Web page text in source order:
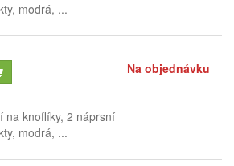
modrá, ...
Na objednávku
na knoflíky, 2 náprsní
modrá, ...